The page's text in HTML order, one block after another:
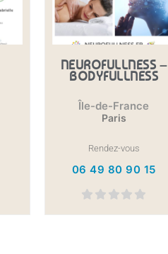
NEUROFULLNESS –
BODYFULLNESS
Île-de-France
Paris
Rendez-vous
06 49 80 90 15